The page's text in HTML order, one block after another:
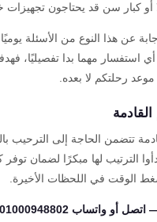
كبار سن قد يحتاجون تجهيزات
عن هذا النوع من الأسئلة يوميًا،
استفسار مهما بدا تفصيليًا،
رحلتكم لا بعده.
تتضمن الحاجة إلى الترحيب
الترتيب لها مبكرًا لضمان توفر
الوقت في اللحظات الأخيرة.
واتساب 01000948802.